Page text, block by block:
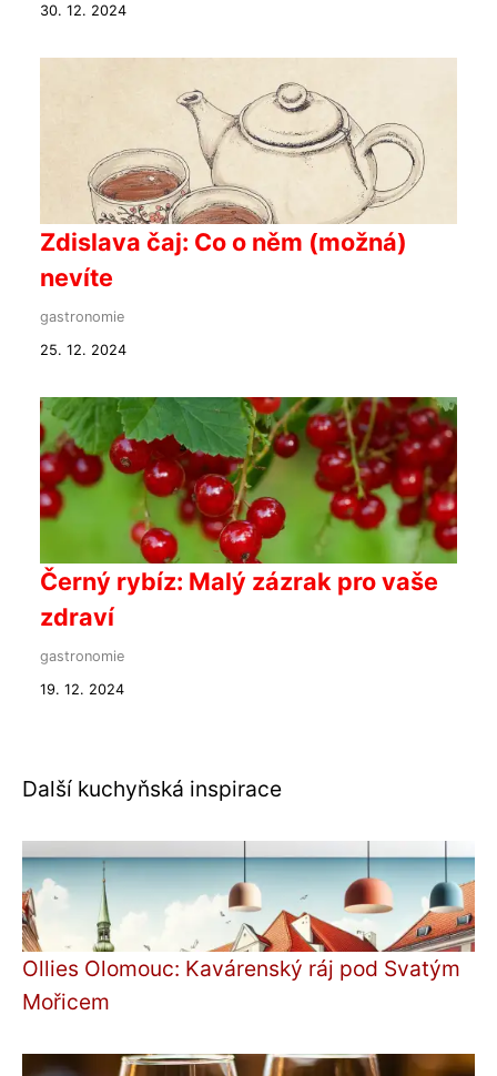
30. 12. 2024
Zdislava čaj: Co o něm (možná)
nevíte
gastronomie
25. 12. 2024
Černý rybíz: Malý zázrak pro vaše
zdraví
gastronomie
19. 12. 2024
Další kuchyňská inspirace
Ollies Olomouc: Kavárenský ráj pod Svatým
Mořicem